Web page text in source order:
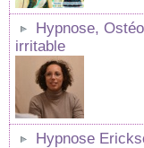
Hypnose,
irritable
Hypnose